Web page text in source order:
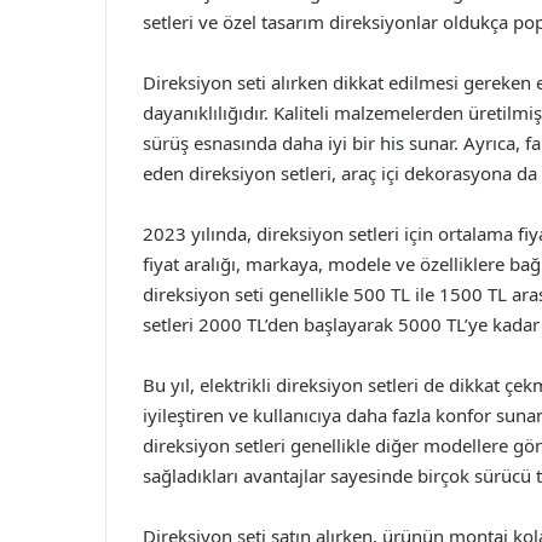
setleri ve özel tasarım direksiyonlar oldukça
Direksiyon seti alırken dikkat edilmesi
dayanıklılığıdır. Kaliteli malzemelerden
sürüş esnasında daha iyi bir his sunar. Ayrıca,
eden direksiyon setleri, araç içi dekorasyona da
2023 yılında, direksiyon setleri için ortalama
fiyat aralığı, markaya, modele ve özelliklere
direksiyon seti genellikle 500 TL ile 1500 TL
setleri 2000 TL’den başlayarak 5000 TL’ye
Bu yıl, elektrikli direksiyon setleri de dikkat
iyileştiren ve kullanıcıya daha fazla konfor
direksiyon setleri genellikle diğer modellere
sağladıkları avantajlar sayesinde birçok
Direksiyon seti satın alırken, ürünün montaj